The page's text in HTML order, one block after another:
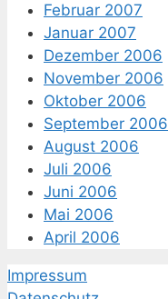
Februar 2007
Januar 2007
Dezember 2006
November 2006
Oktober 2006
September 2006
August 2006
Juli 2006
Juni 2006
Mai 2006
April 2006
Impressum